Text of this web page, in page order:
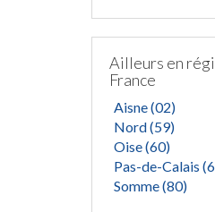
Ailleurs en
France
Aisne (02)
Nord (59)
Oise (60)
Pas-de-Calais
Somme (80)